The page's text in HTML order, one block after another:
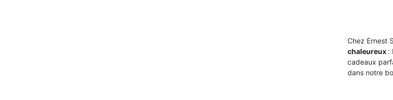
Chez Ernest
chaleureux :
cadeaux
dans notre